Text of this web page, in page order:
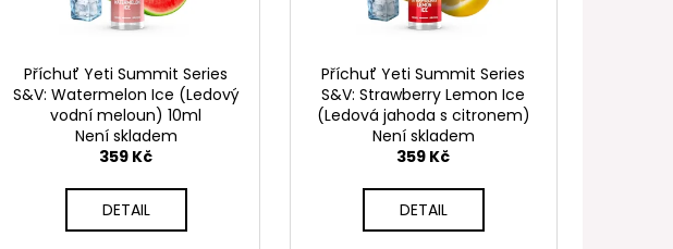
Příchuť Yeti Summit Series
S&V: Watermelon Ice (Ledový
vodní meloun) 10ml
Není skladem
359 Kč
DETAIL
Příchuť Yeti Summit Series
S&V: Strawberry Lemon Ice
(Ledová jahoda s citronem)
10ml
Není skladem
359 Kč
DETAIL
1,2OHM 2ML